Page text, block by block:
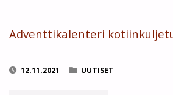
POSTILAATIKKOOSI!"
Adventtikalenteri
12.11.2021 UUTISET